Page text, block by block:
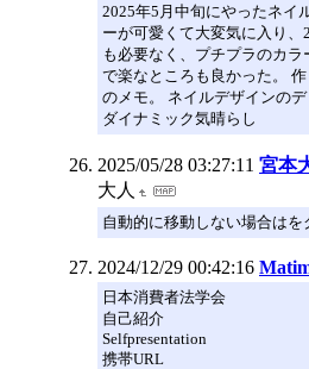
2025年5月中旬にやったネイ
ーが可愛くて大変気に入り
も必要なく、プチプラのカ
で楽なところも良かった。
のメモ。 ネイルデザインの
ダイナミック気晴らし
2025/05/28 03:27:11 宮本
大人
自動的に移動しない場合はを
2024/12/29 00:42:16
日本消費者法学会
自己紹介
Selfpresentation
携帯URL